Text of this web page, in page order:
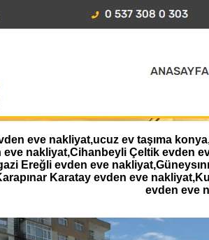
eve nakliyat,ucuz ev taşıma
eve nakliyat,Cihanbeyli Çeltik evden
Ereğli evden eve
Karatay evden eve
evden eve